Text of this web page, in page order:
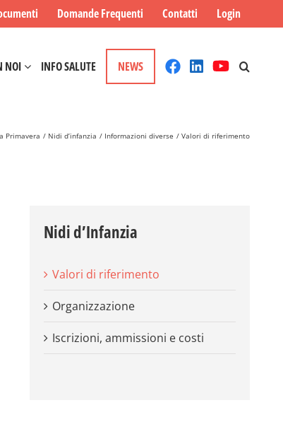
Domande Frequenti Contatti Login
NOI INFO SALUTE NEWS
Primavera Nidi d’infanzia Informazioni diverse Valori di riferimento
Nidi d’Infanzia
Valori di riferimento
Organizzazione
Iscrizioni, ammissioni e costi